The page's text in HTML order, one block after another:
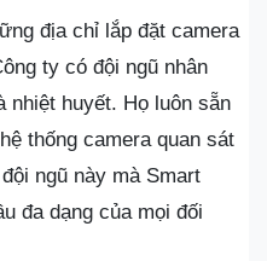
địa chỉ lắp đặt camera
ty có đội ngũ nhân
nhiệt huyết. Họ luôn sẵn
thống camera quan sát
ngũ này mà Smart
đa dạng của mọi đối